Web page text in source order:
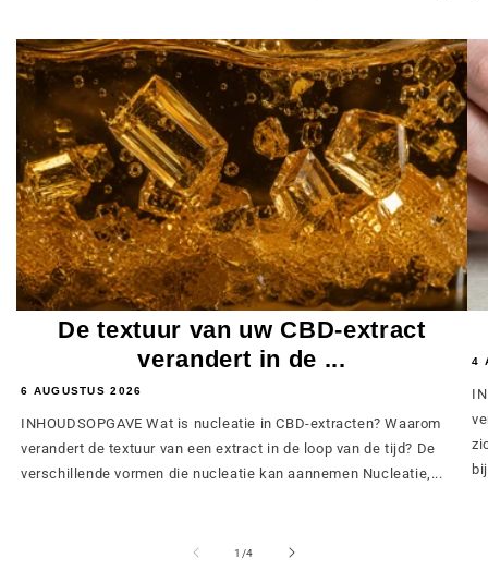
De textuur van uw CBD-extract
verandert in de ...
6 AUGUSTUS 2026
INHOUDSOPGAVE Wat is nucleatie in CBD-extracten? Waarom
verandert de textuur van een extract in de loop van de tijd? De
verschillende vormen die nucleatie kan aannemen Nucleatie,...
4
1 /van
4